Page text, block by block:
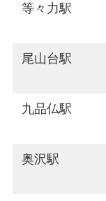
等々力駅
尾山台駅
九品仏駅
奥沢駅